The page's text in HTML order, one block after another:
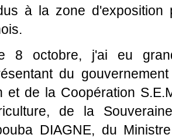
à la zone d'exposition
8 octobre, j'ai eu
du
et de la Coopération
de la
DIAGNE, du